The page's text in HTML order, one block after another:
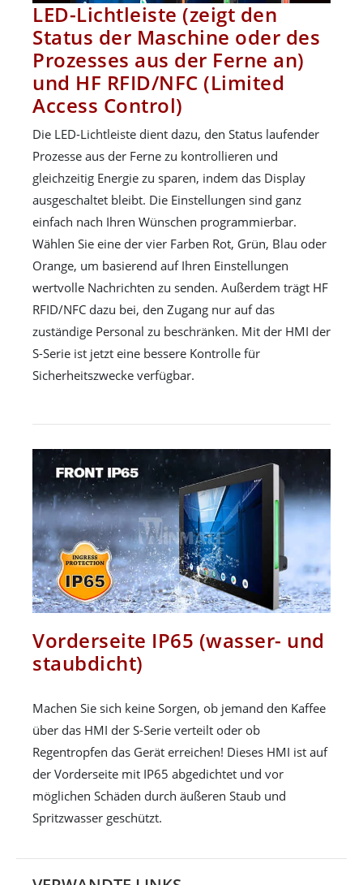
LED-Lichtleiste (zeigt den
Status der Maschine oder des
Prozesses aus der Ferne an)
und HF RFID/NFC (Limited
Access Control)
Die LED-Lichtleiste dient dazu, den Status laufender
Prozesse aus der Ferne zu kontrollieren und
gleichzeitig Energie zu sparen, indem das Display
ausgeschaltet bleibt. Die Einstellungen sind ganz
einfach nach Ihren Wünschen programmierbar.
Wählen Sie eine der vier Farben Rot, Grün, Blau oder
Orange, um basierend auf Ihren Einstellungen
wertvolle Nachrichten zu senden. Außerdem trägt HF
RFID/NFC dazu bei, den Zugang nur auf das
zuständige Personal zu beschränken. Mit der HMI der
S-Serie ist jetzt eine bessere Kontrolle für
Sicherheitszwecke verfügbar.
Vorderseite IP65 (wasser- und
staubdicht)
Machen Sie sich keine Sorgen, ob jemand den Kaffee
über das HMI der S-Serie verteilt oder ob
Regentropfen das Gerät erreichen! Dieses HMI ist auf
der Vorderseite mit IP65 abgedichtet und vor
möglichen Schäden durch äußeren Staub und
Spritzwasser geschützt.